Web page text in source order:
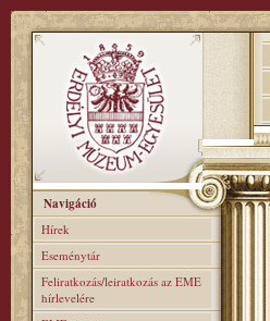
Navigáció
Hírek
Eseménytár
Feliratkozás/leiratkozás az EME
hírlevelére